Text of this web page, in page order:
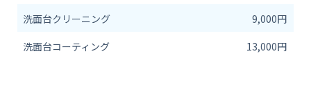
洗面台クリーニング
9,000円
洗面台コーティング
13,000円